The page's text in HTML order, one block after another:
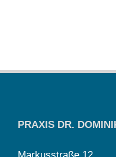
PRAXIS DR.